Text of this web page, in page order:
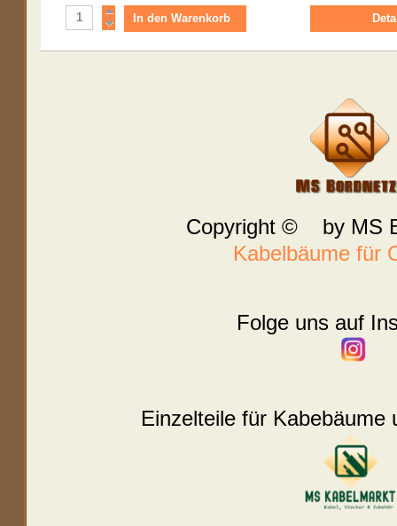
Copyright © by MS
Kabelbäume für
Folge uns auf
Einzelteile für Kabebäume